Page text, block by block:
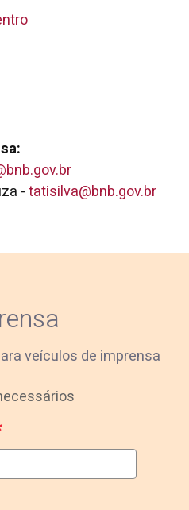
-tatisilva@bnb.gov.br
veículos de imprensa